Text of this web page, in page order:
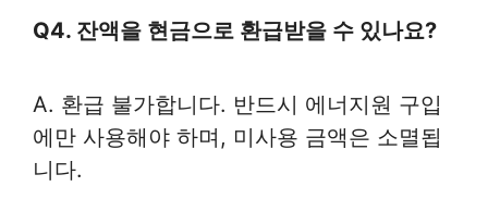
Q4. 잔액을 현금으로 환급받을 수 있나요?
A. 환급 불가합니다. 반드시 에너지원 구입
에만 사용해야 하며, 미사용 금액은 소멸됩
니다.